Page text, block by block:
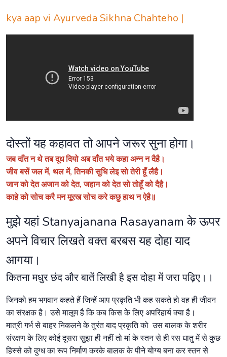
kya aap vi Ayurveda Sikhna Chahteho |
दोस्तों यह कहावत तो आपने जरूर सुना होगा।
जब दाँत न थे तब दूध दियो अब दाँत भये कहा अन्न न दैहै।
जीव बसें जल में, थल में, तिनकी सुधि लेइ सो तेरी हूँ लैहै।
जान को देत अजान को देत, जहान को देत सो तोहूँ को दैहै।
काहे को सोच करै मन मूरख सोच करे कछु हाथ न ऐहै॥
मुझे यहां Stanyajanana Rasayanam के ऊपर
अपने विचार लिखते वक्त बरबस यह दोहा याद
आगया।
कितना मधुर छंद और बातें लिखी है इस दोहा में जरा पढ़िए।।
जिनको हम भगवान कहते हैं जिन्हें आप प्रकृति भी कह सकते हो वह ही जीवन
का संरक्षक है। उसे मालूम है कि कब किस के लिए अपरिहार्य क्या है।
मात्री गर्भ से बाहर निकलने के तुरंत बाद प्रकृति को उस बालक के शरीर
संरक्षण के लिए कोई दूसरा सुझा ही नहीं तो मां के स्तन से ही रस धातु में से कुछ
हिस्से को दुग्ध का रूप निर्माण करके बालक के पीने योग्य बना कर स्तन से